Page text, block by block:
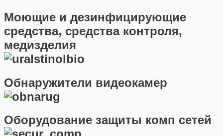
Моющие и дезинфицирующие
средства, средства контроля,
медизделия
Обнаружители видеокамер
Оборудование защиты комп сетей